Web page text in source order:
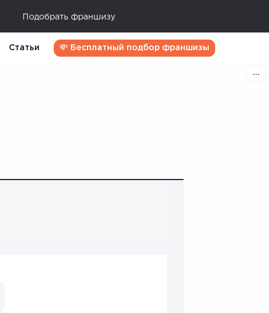
Подобрать франшизу
Статьи 💸 Бесплатный подбор франшизы